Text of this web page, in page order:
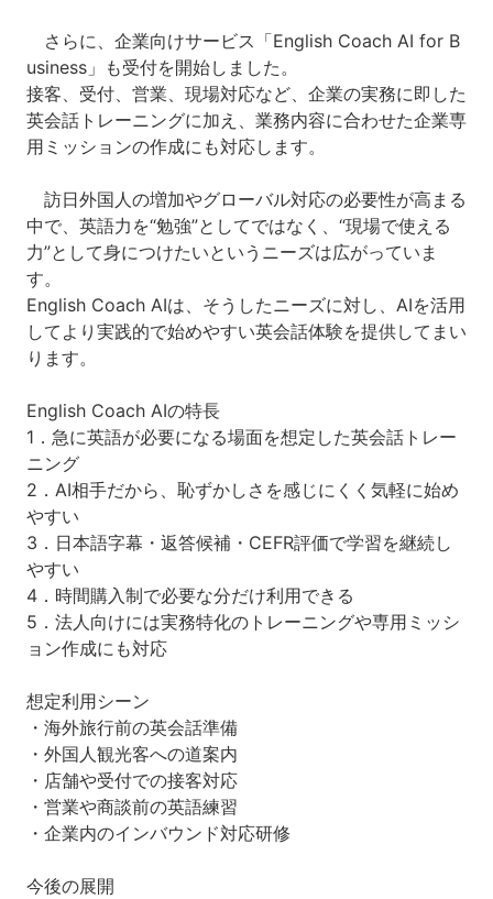
さらに、企業向けサービス「English Coach AI for B
usiness」も受付を開始しました。
接客、受付、営業、現場対応など、企業の実務に即した
英会話トレーニングに加え、業務内容に合わせた企業専
用ミッションの作成にも対応します。
訪日外国人の増加やグローバル対応の必要性が高まる
中で、英語力を“勉強”としてではなく、“現場で使える
力”として身につけたいというニーズは広がっていま
す。
English Coach AIは、そうしたニーズに対し、AIを活用
してより実践的で始めやすい英会話体験を提供してまい
ります。
English Coach AIの特長
1．急に英語が必要になる場面を想定した英会話トレー
ニング
2．AI相手だから、恥ずかしさを感じにくく気軽に始め
やすい
3．日本語字幕・返答候補・CEFR評価で学習を継続し
やすい
4．時間購入制で必要な分だけ利用できる
5．法人向けには実務特化のトレーニングや専用ミッシ
ョン作成にも対応
想定利用シーン
・海外旅行前の英会話準備
・外国人観光客への道案内
・店舗や受付での接客対応
・営業や商談前の英語練習
・企業内のインバウンド対応研修
今後の展開